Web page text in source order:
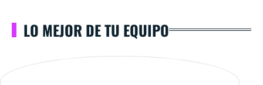
LO MEJOR DE TU EQUIPO